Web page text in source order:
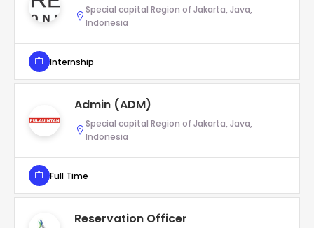
Special capital Region of Jakarta, Java,
Indonesia
Internship
Admin (ADM)
Special capital Region of Jakarta, Java,
Indonesia
Full Time
Reservation Officer